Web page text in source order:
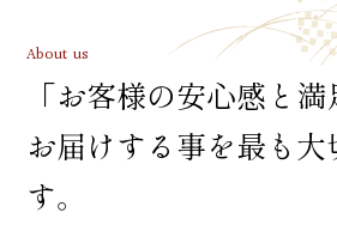
About us
「お客様の安心感と
お届けする事を最も大
す。